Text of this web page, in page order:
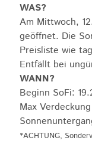
WAS?
Am Mittwoch,
geöffnet. Die
Preisliste wie
Entfällt bei
WANN?
Beginn SoFi:
Max
*ACHTUNG,